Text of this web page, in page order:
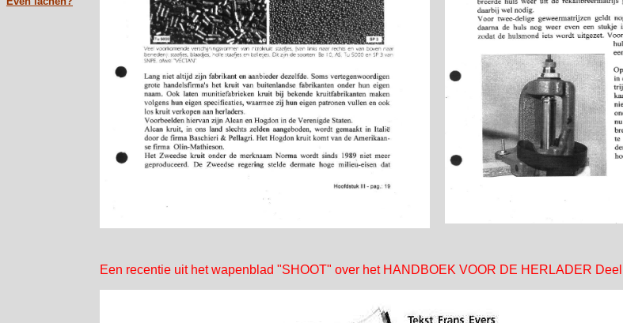
Een recentie uit het wapenblad "SHOOT" over het HANDBOEK VOOR DE HERLADER Deel I